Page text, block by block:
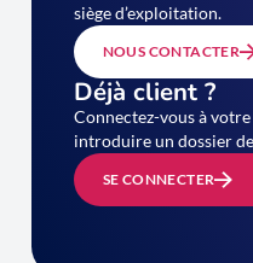
siège d’exploitation.
NOUS CONTACTER
Déjà client ?
Connectez-vous à
introduire un dossier
SE CONNECTER